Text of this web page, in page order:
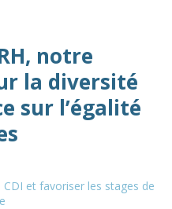
notre
la diversité
sur l’égalité
et favoriser les stages de